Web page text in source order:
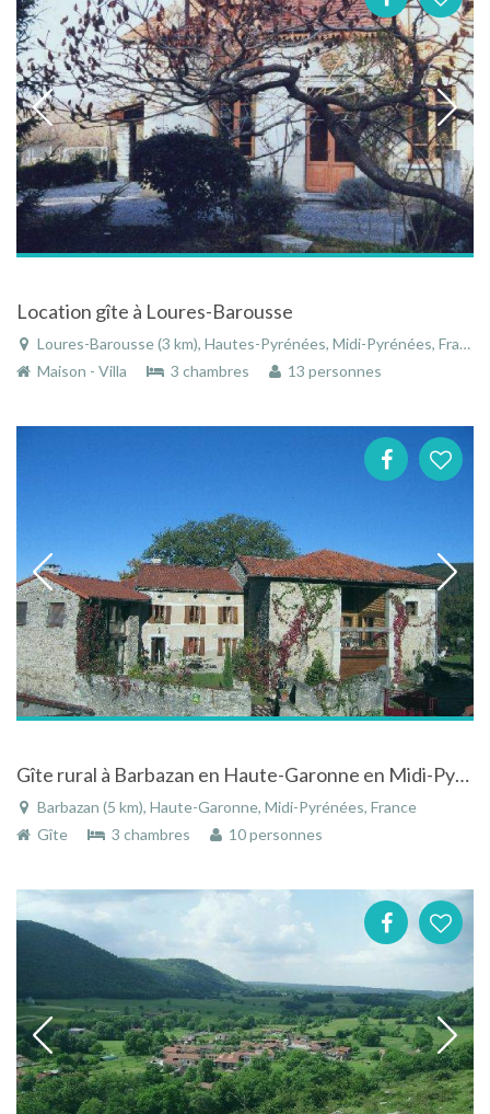
Location gîte à Loures-Barousse
Loures-Barousse (3 km), Hautes-Pyrénées, Midi-Pyrénées, France
Maison - Villa
3 chambres 13 personnes
Gîte rural à Barbazan en Haute-Garonne en Midi-Pyrénées avec piscine
Barbazan (5 km), Haute-Garonne, Midi-Pyrénées, France
Gîte
3 chambres 10 personnes